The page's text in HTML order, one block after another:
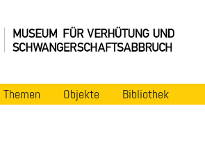
Themen Objekte Bibliothek